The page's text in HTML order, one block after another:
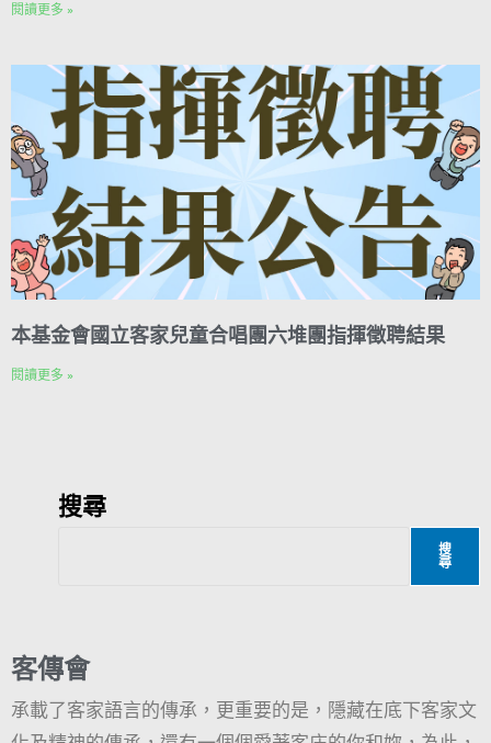
閱讀更多 »
本基金會國立客家兒童合唱團六堆團指揮徵聘結果
閱讀更多 »
搜尋
搜
尋
客傳會
承載了客家語言的傳承，更重要的是，隱藏在底下客家文